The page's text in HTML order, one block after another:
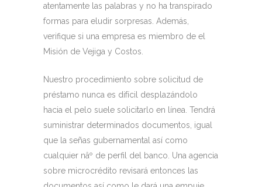
atentamente las palabras y no ha transpirado
formas para eludir sorpresas. Además,
verifique si una empresa es miembro de el
Misión de Vejiga y Costos.
Nuestro procedimiento sobre solicitud de
préstamo nunca es difícil desplazándolo
hacia el pelo suele solicitarlo en línea. Tendrá
suministrar determinados documentos, igual
que la señas gubernamental así­ como
cualquier nâº de perfil del banco. Una agencia
sobre microcrédito revisará entonces las